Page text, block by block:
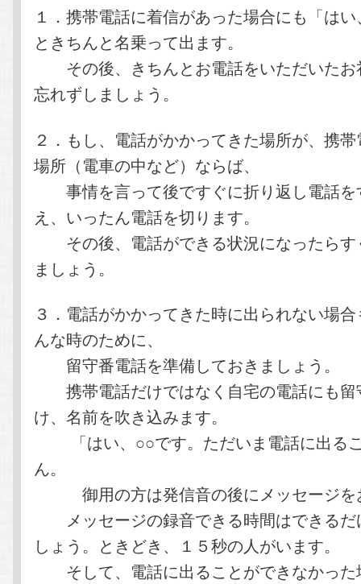
１．携帯電話に着信があった場合にも「は
ときちんと名乗って出ます。
その後、きちんとお電話をいただいたお
忘れずしましょう。
２．もし、電話がかかってきた場所が、携
場所（電車の中など）ならば、
事情を言って後ですぐに折り返し電話を
え、いったん電話を切ります。
その後、電話ができる状況になったらす
ましょう。
３．電話がかかってきた時に出られない場
んな時のために、
留守番電話を準備しておきましょう。
携帯電話だけではなく自宅の電話にも留
け、名前を吹き込みます。
「はい、○○です。ただいま電話に出る
ん。
御用の方は発信音の後にメッセージを
メッセージの録音できる時間はできるだ
しょう。ときどき、１５秒の人がいます。
そして、電話に出ることができなかった